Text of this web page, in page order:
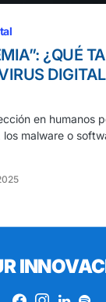
¿QUÉ
en humanos
malware o